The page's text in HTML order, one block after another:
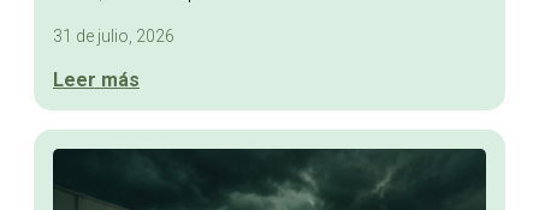
31 de julio, 2026
Leer más